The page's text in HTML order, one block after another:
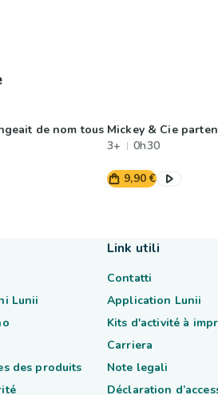
de nom tous Mickey & Cie
3+
0h30
9,90 €
Lunii
des produits
Link utili
Contatti
Application Lunii
Kits d'activité à
Carriera
Note legali
Déclaration